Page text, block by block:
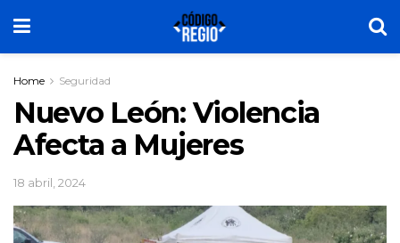
Home Seguridad
Nuevo León: Violencia
Afecta a Mujeres
18 abril, 2024